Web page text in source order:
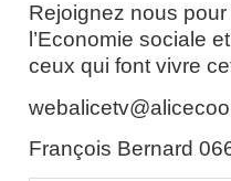
Rejoignez nous
l’Economie sociale
ceux qui font vivre
François Bernard